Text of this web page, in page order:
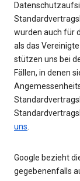
wurden auch für
als das
stützen uns bei
Fällen, in denen
uns.
Google bezieht
gegebenenfalls